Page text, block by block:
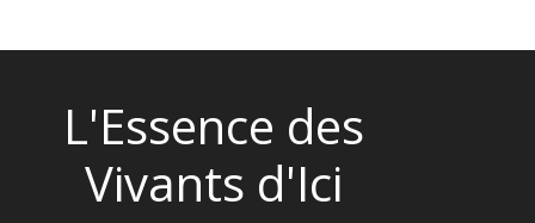
L'Essence des
Vivants d'Ici